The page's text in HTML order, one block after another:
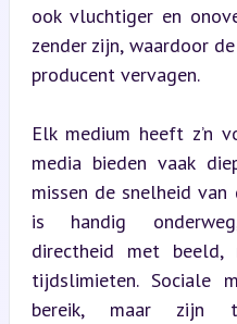
ook vluchtiger en
zender zijn, waardoor
producent vervagen.
Elk medium heeft z’n
media bieden vaak
missen de snelheid
is handig
directheid met beeld,
tijdslimieten. Sociale
bereik, maar zijn